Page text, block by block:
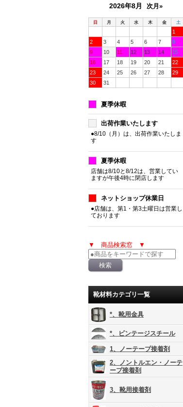
2026年8月 次月»
日 月 火 水 木 金 土
1
2
3 4 5 6 7
8
9
10 11 12 13 14
15
16
17 18 19 20 21
22
23
24 25 26 27 28
29
30
31
夏季休暇
出荷作業いたします
●8/10（月）は、出荷作業いたしま
す
夏季休暇
店舗は8/10と8/12は、営業してい
ますが午後4時に閉店します
ネットショップ休業日
●店舗は、第1・第3土曜日は営業し
ております
▼ 商品検索窓 ▼
靴材料カテゴリ一覧
*、靴用金具
*、ビンテージスチール
1、ノーテープ接着剤
2、ノントルエン・ノーテ
ープ接着剤
3、靴用接着剤